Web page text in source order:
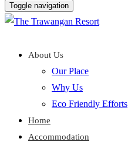
Toggle navigation
About Us
Our Place
Why Us
Eco Friendly Efforts
Home
Accommodation